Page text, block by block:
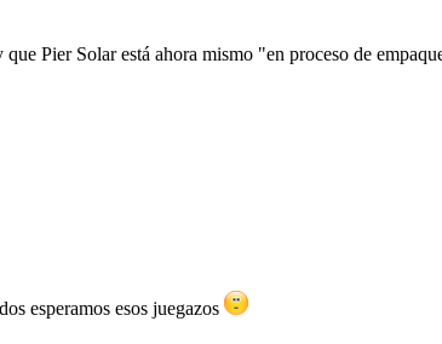
Pier Solar está ahora mismo "en proceso de
esperamos esos juegazos